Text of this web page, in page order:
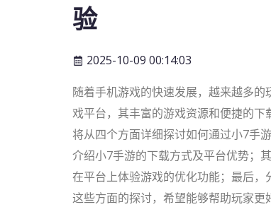
验
2025-10-09 00:14:03
随着手机游戏的快速发展，越来越多
戏平台，其丰富的游戏资源和便捷的
将从四个方面详细探讨如何通过小7手
介绍小7手游的下载方式及平台优势；
在平台上体验游戏的优化功能；最后
这些方面的探讨，希望能够帮助玩家更